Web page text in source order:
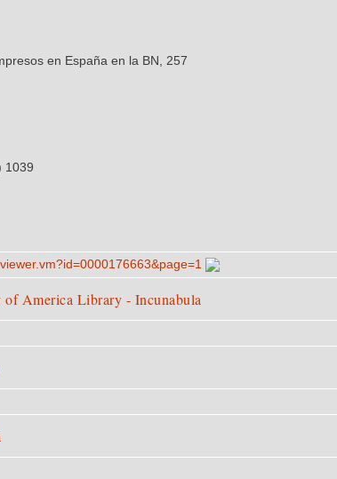
en España en la BN, 257
1039
America Library - Incunabula